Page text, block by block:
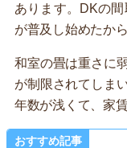
あります。DKの
が普及し始めたから
和室の畳は重さに
が制限されてしま
年数が浅くて、家
おすすめ記事